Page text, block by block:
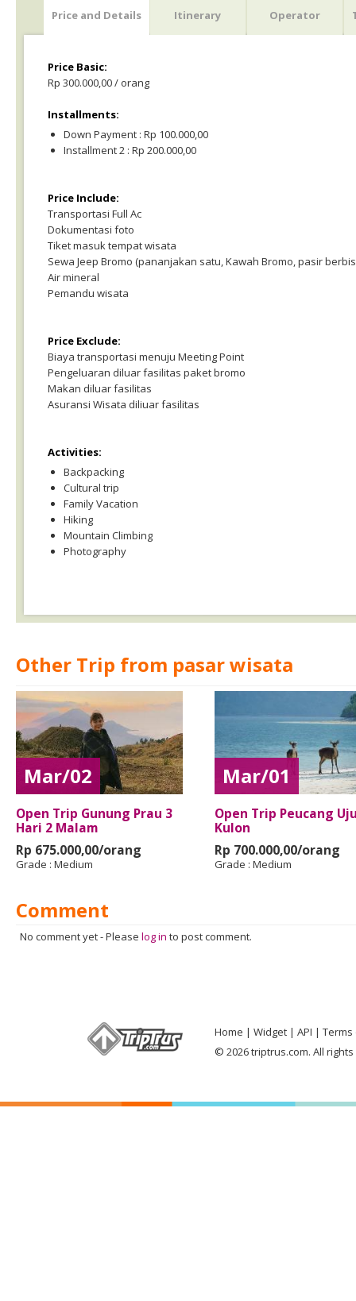
Price and Details Itinerary Operator
Price Basic:
Rp 300.000,00 / orang
Installments:
Down Payment : Rp 100.000,00
Installment 2 : Rp 200.000,00
Price Include:
Transportasi Full Ac
Dokumentasi foto
Tiket masuk tempat wisata
Sewa Jeep Bromo (pananjakan satu, Kawah Bromo, pasir
Air mineral
Pemandu wisata
Price Exclude:
Biaya transportasi menuju Meeting Point
Pengeluaran diluar fasilitas paket bromo
Makan diluar fasilitas
Asuransi Wisata diliuar fasilitas
Activities:
Backpacking
Cultural trip
Family Vacation
Hiking
Mountain Climbing
Photography
Other Trip from pasar wisata
Mar/02
Open Trip Gunung Prau 3
Hari 2 Malam
Rp 675.000,00/orang
Grade : Medium
Mar/01
Open Trip Peucang
Kulon
Rp 700.000,00/orang
Grade : Medium
Comment
No comment yet-Please log in to post comment.
Home Widget API
Terms
© 2026 triptrus.com. All